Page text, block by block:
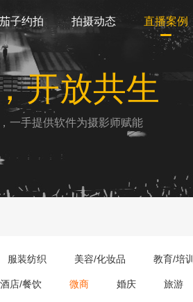
茄子约拍 拍摄动态 直播案例
开放共生
一手提供软件为摄影师赋能
服装纺织 美容/化妆品 教育/培训
酒店/餐饮 微商 婚庆 旅游